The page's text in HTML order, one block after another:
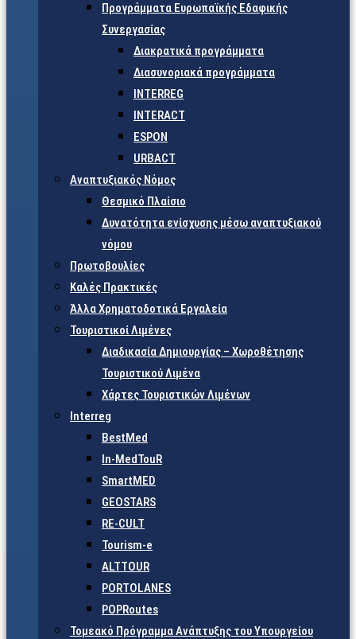
Προγράμματα Ευρωπαϊκής Εδαφικής
Συνεργασίας
Διακρατικά προγράμματα
Διασυνοριακά προγράμματα
INTERREG
INTERACT
ESPON
URBACT
Αναπτυξιακός Νόμος
Θεσμικό Πλαίσιο
Δυνατότητα ενίσχυσης μέσω αναπτυξιακού
νόμου
Πρωτοβουλίες
Καλές Πρακτικές
Άλλα Χρηματοδοτικά Εργαλεία
Τουριστικοί Λιμένες
Διαδικασία Δημιουργίας – Χωροθέτησης
Τουριστικού Λιμένα
Χάρτες Τουριστικών Λιμένων
Interreg
BestMed
In-MedTouR
SmartMED
GEOSTARS
RE-CULT
Tourism-e
ALTTOUR
PORTOLANES
POPRoutes
Τομεακό Πρόγραμμα Ανάπτυξης του Υπουργείου